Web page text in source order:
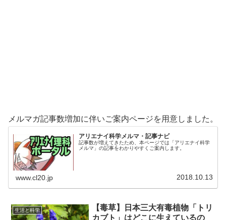
メルマガ記事数増加に伴いご案内ページを用意しました。
アリエナイ科学メルマ・記事ナビ
記事数が増えてきたため、本ページでは「アリエナイ科学
メルマ」の記事をわかりやすくご案内します。
www.cl20.jp 2018.10.13
生活と科学
【毒草】日本三大有毒植物「トリ
カブト」はどこに生えているの